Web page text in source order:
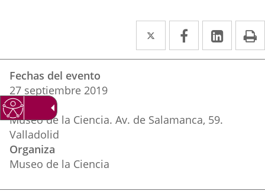
Twitter
Enlace
a
externa.
Facebook
Enlace
a
Enlace
a
del
evento
Fechas del evento
27 septiembre 2019
Lugar
Museo de la Ciencia. Av. de Salamanca, 59.
Valladolid
Organiza
Museo de la Ciencia